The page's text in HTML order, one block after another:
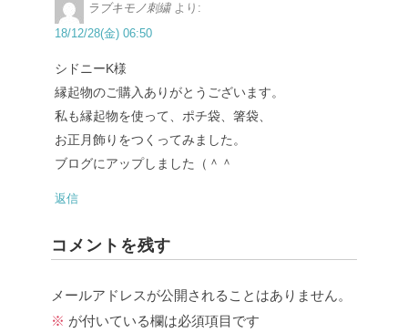
ラブキモノ刺繍 より:
18/12/28(金) 06:50
シドニーK様
縁起物のご購入ありがとうございます。
私も縁起物を使って、ポチ袋、箸袋、
お正月飾りをつくってみました。
ブログにアップしました（＾＾
返信
コメントを残す
メールアドレスが公開されることはありません。
※ が付いている欄は必須項目です